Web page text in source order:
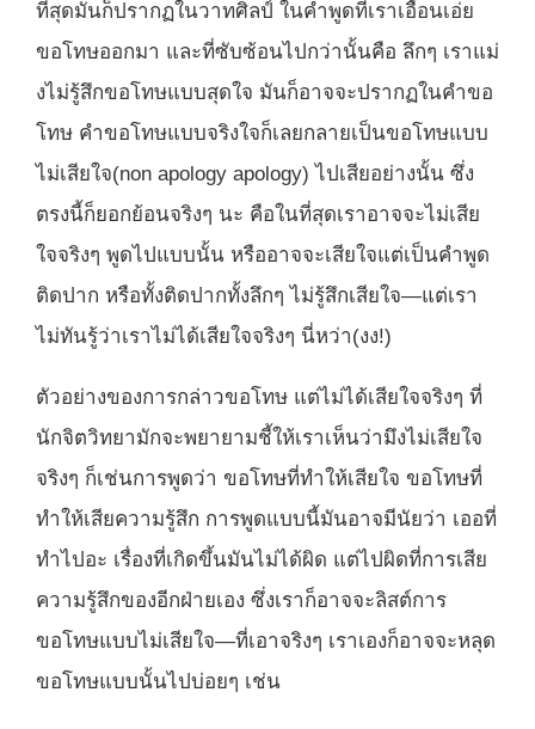
ที่สุดมันก็ปรากฏในวาทศิลป์ ในคำพูดที่เราเอื้อนเอ่ย
ขอโทษออกมา และที่ซับซ้อนไปกว่านั้นคือ ลึกๆ เราแม่
งไม่รู้สึกขอโทษแบบสุดใจ มันก็อาจจะปรากฏในคำขอ
โทษ คำขอโทษแบบจริงใจก็เลยกลายเป็นขอโทษแบบ
ไม่เสียใจ(non apology apology) ไปเสียอย่างนั้น ซึ่ง
ตรงนี้ก็ยอกย้อนจริงๆ นะ คือในที่สุดเราอาจจะไม่เสีย
ใจจริงๆ พูดไปแบบนั้น หรืออาจจะเสียใจแต่เป็นคำพูด
ติดปาก หรือทั้งติดปากทั้งลึกๆ ไม่รู้สึกเสียใจ—แต่เรา
ไม่ทันรู้ว่าเราไม่ได้เสียใจจริงๆ นี่หว่า(งง!)
ตัวอย่างของการกล่าวขอโทษ แต่ไม่ได้เสียใจจริงๆ ที่
นักจิตวิทยามักจะพยายามชี้ให้เราเห็นว่ามึงไม่เสียใจ
จริงๆ ก็เช่นการพูดว่า ขอโทษที่ทำให้เสียใจ ขอโทษที่
ทำให้เสียความรู้สึก การพูดแบบนี้มันอาจมีนัยว่า เออที่
ทำไปอะ เรื่องที่เกิดขึ้นมันไม่ได้ผิด แต่ไปผิดที่การเสีย
ความรู้สึกของอีกฝ่ายเอง ซึ่งเราก็อาจจะลิสต์การ
ขอโทษแบบไม่เสียใจ—ที่เอาจริงๆ เราเองก็อาจจะหลุด
ขอโทษแบบนั้นไปบ่อยๆ เช่น